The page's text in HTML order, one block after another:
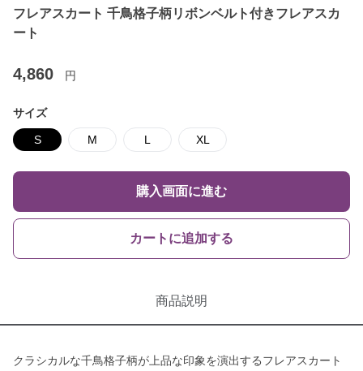
フレアスカート 千鳥格子柄リボンベルト付きフレアスカ
ート
4,860 円
サイズ
S M L XL
購入画面に進む
カートに追加する
商品説明
クラシカルな千鳥格子柄が上品な印象を演出するフレアスカート